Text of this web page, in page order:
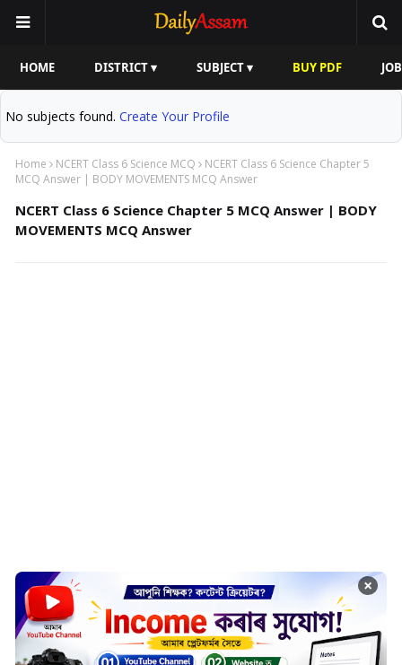
HOME DISTRICT ▾ SUBJECT ▾ BUY PDF
No subjects found. Create Your Profile
Home NCERT Class 6 Science MCQ
NCERT Class 6 Science Chapter 5
MCQ Answer | BODY MOVEMENTS MCQ Answer
NCERT Class 6 Science Chapter 5 MCQ Answer | BODY
MOVEMENTS MCQ Answer
×